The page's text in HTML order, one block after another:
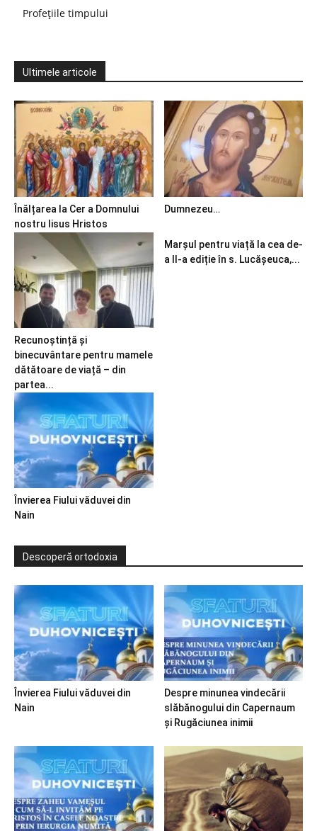
Profețiile timpului
Ultimele articole
Înălțarea la Cer a Domnului
nostru Iisus Hristos
Dumnezeu…
Recunoștință și
binecuvântare pentru mamele
dătătoare de viață – din
partea...
Marșul pentru viață la cea de-
a II-a ediție în s. Lucășeuca,...
Învierea Fiului văduvei din
Nain
Descoperă ortodoxia
Învierea Fiului văduvei din
Nain
Despre minunea vindecării
slăbănogului din Capernaum
și Rugăciunea inimii